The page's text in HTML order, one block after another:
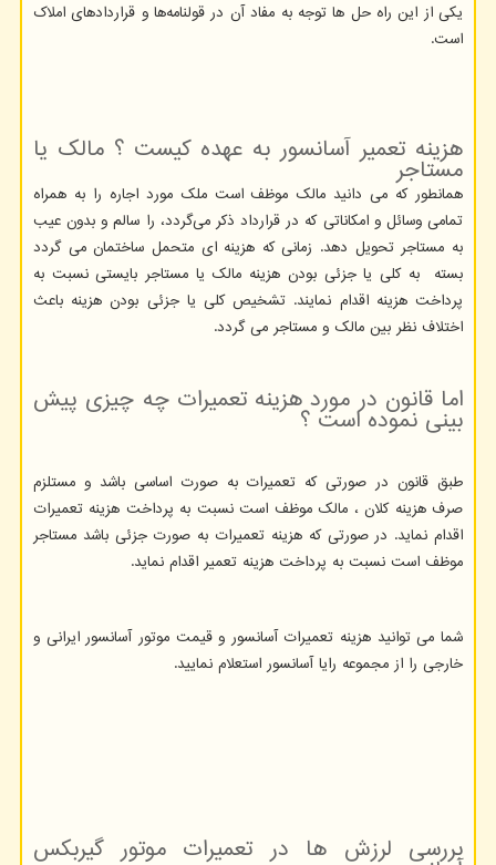
یکی از این راه حل ها توجه به مفاد آن در قولنامه‌ها و قراردادهای املاک
است.
هزینه تعمیر آسانسور به عهده کیست ؟ مالک یا
مستاجر
همانطور که می دانید مالک موظف است ملک مورد اجاره را به همراه
تمامی وسائل و امکاناتی که در قرارداد ذکر می‌گردد، را سالم و بدون عیب
به مستاجر تحویل دهد. زمانی که هزینه ای متحمل ساختمان می گردد
بسته به کلی یا جزئی بودن هزینه مالک یا مستاجر بایستی نسبت به
پرداخت هزینه اقدام نمایند. تشخیص کلی یا جزئی بودن هزینه باعث
اختلاف نظر بین مالک و مستاجر می گردد.
اما قانون در مورد هزینه تعمیرات چه چیزی پیش
بینی نموده است ؟
طبق قانون در صورتی که تعمیرات به صورت اساسی باشد و مستلزم
صرف هزینه کلان ، مالک موظف است نسبت به پرداخت هزینه تعمیرات
اقدام نماید. در صورتی که هزینه تعمیرات به صورت جزئی باشد مستاجر
موظف است نسبت به پرداخت هزینه تعمیر اقدام نماید.
شما می توانید هزینه تعمیرات آسانسور و قیمت موتور آسانسور ایرانی و
خارجی را از مجموعه رایا آسانسور استعلام نمایید.
بررسی لرزش ها در تعمیرات موتور گیربکس